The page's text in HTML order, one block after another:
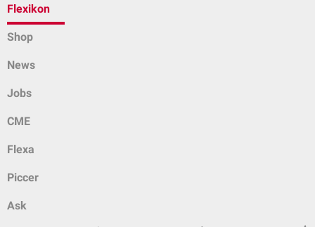
Flexikon
Shop
News
Jobs
CME
Flexa
Piccer
Ask